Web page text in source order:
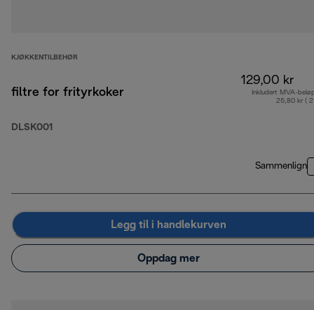
KJØKKENTILBEHØR
filtre for frityrkoker
DLSK001
129,00 kr
Inkludert MVA-
25,80 kr (
Sammenlign
Legg til i handlekurven
Oppdag mer